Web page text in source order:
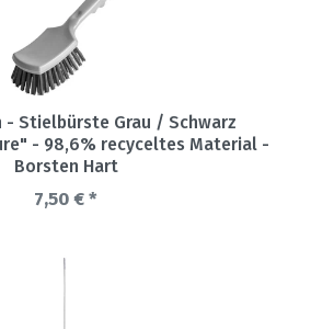
- Stielbürste Grau / Schwarz
- 98,6% recyceltes Material -
Borsten Hart
7,50 € *